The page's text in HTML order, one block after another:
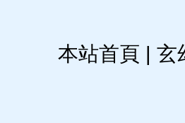
本站首頁 | 玄